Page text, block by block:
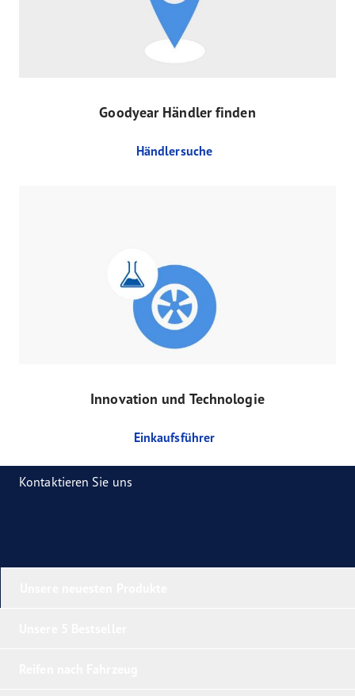
Goodyear Händler finden
Händlersuche
Innovation und Technologie
Einkaufsführer
Kontaktieren Sie uns